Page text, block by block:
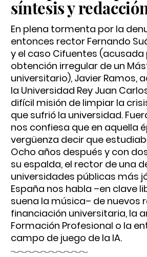
síntesis y
En plena tormenta por la
entonces rector Fernando
y el caso Cifuentes (acusada
obtención irregular de un
universitario), Javier Ramos,
la Universidad Rey Juan
difícil misión de limpiar la
que sufrió la universidad.
nos confiesa que en aquella
vergüenza decir que
Ocho años después y con
su espalda, el rector de una
universidades públicas más
España nos habla –en clave
suena la música– de nuevos
financiación universitaria, la
Formación Profesional o la
campo de juego de la IA.